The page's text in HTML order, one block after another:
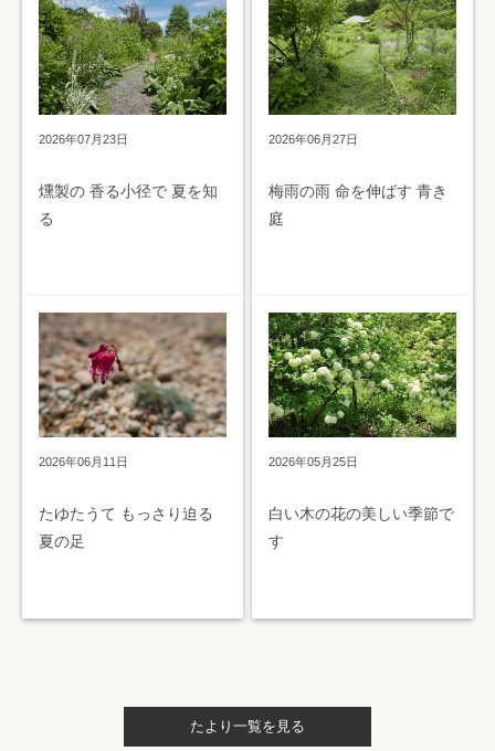
2026年07月23日
燻製の 香る小径で 夏を知
る
2026年06月27日
梅雨の雨 命を伸ばす 青き
庭
2026年06月11日
たゆたうて もっさり迫る
夏の足
2026年05月25日
白い木の花の美しい季節で
す
たより一覧を見る